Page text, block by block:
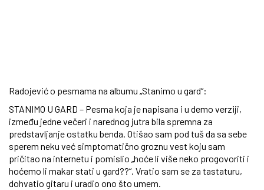
Radojević o pesmama na albumu „Stanimo u gard“:
STANIMO U GARD – Pesma koja je napisana i u demo verziji,
između jedne večeri i narednog jutra bila spremna za
predstavljanje ostatku benda. Otišao sam pod tuš da sa sebe
sperem neku već simptomatično groznu vest koju sam
pričitao na internetu i pomislio „hoće li više neko progovoriti i
hoćemo li makar stati u gard??“. Vratio sam se za tastaturu,
dohvatio gitaru i uradio ono što umem.